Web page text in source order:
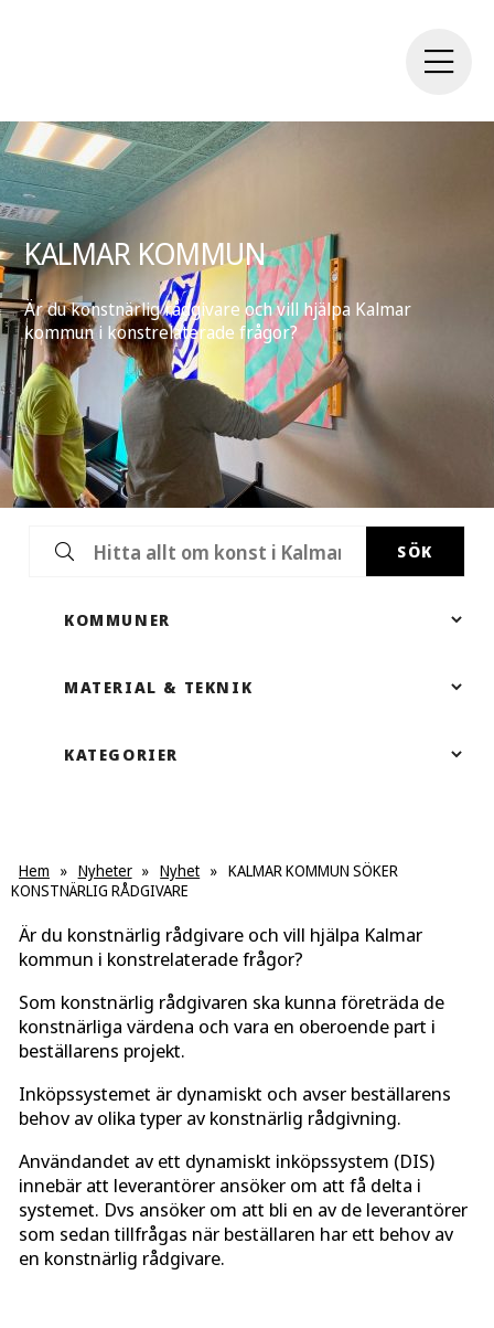
KALMAR KOMMUN
Är du konstnärlig rådgivare och vill hjälpa Kalmar
kommun i konstrelaterade frågor?
SÖK
Hem » Nyheter » Nyhet » KALMAR KOMMUN SÖKER
KONSTNÄRLIG RÅDGIVARE
Är du konstnärlig rådgivare och vill hjälpa Kalmar
kommun i konstrelaterade frågor?
Som konstnärlig rådgivaren ska kunna företräda de
konstnärliga värdena och vara en oberoende part i
beställarens projekt.
Inköpssystemet är dynamiskt och avser beställarens
behov av olika typer av konstnärlig rådgivning.
Användandet av ett dynamiskt inköpssystem (DIS)
innebär att leverantörer ansöker om att få delta i
systemet. Dvs ansöker om att bli en av de leverantörer
som sedan tillfrågas när beställaren har ett behov av
en konstnärlig rådgivare.